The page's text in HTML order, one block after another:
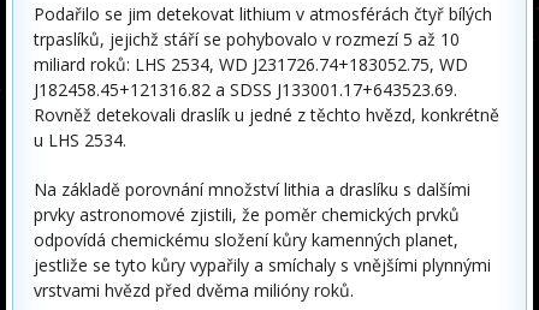
Podařilo se jim detekovat lithium v atmosférách čtyř bílých
trpaslíků, jejichž stáří se pohybovalo v rozmezí 5 až 10
miliard roků: LHS 2534, WD J231726.74+183052.75, WD
J182458.45+121316.82 a SDSS J133001.17+643523.69.
Rovněž detekovali draslík u jedné z těchto hvězd, konkrétně
u LHS 2534.
Na základě porovnání množství lithia a draslíku s dalšími
prvky astronomové zjistili, že poměr chemických prvků
odpovídá chemickému složení kůry kamenných planet,
jestliže se tyto kůry vypařily a smíchaly s vnějšími plynnými
vrstvami hvězd před dvěma milióny roků.